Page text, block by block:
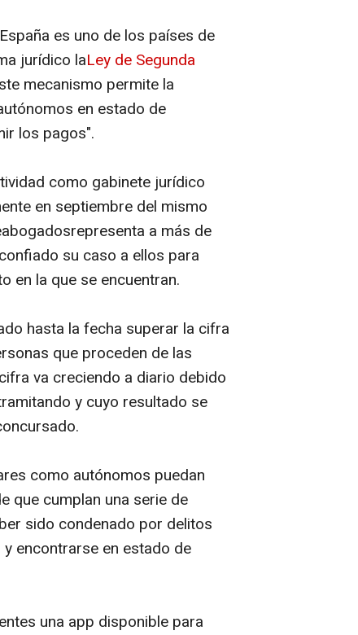
es uno de los países de
jurídico laLey de Segunda
mecanismo permite la
en estado de
los pagos".
como gabinete jurídico
en septiembre del mismo
a más de
su caso a ellos para
en la que se encuentran.
hasta la fecha superar la cifra
que proceden de las
va creciendo a diario debido
y cuyo resultado se
como autónomos puedan
que cumplan una serie de
sido condenado por delitos
encontrarse en estado de
una app disponible para